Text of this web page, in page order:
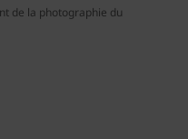
de la photographie du